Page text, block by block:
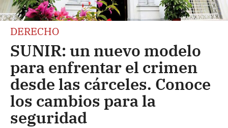
DERECHO
SUNIR: un nuevo modelo
para enfrentar el crimen
desde las cárceles. Conoce
los cambios para la
seguridad